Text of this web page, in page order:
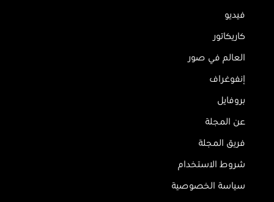
فيديو
كاريكاتور
العالم في صور
إنفوغراف
بروفايل
عن المجلة
فريق المجلة
شروط الاستخدام
سياسة الخصوصية